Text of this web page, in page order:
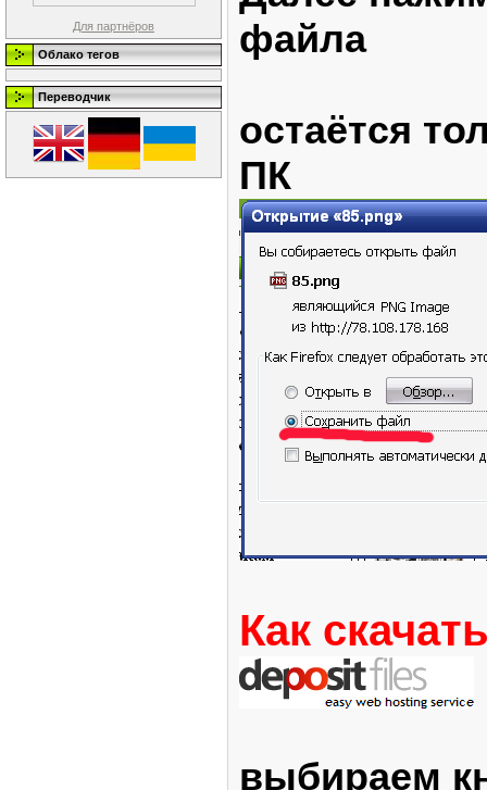
Для партнёров
Облако тегов
Переводчик
файла
остаётся
ПК
Как
выбираем